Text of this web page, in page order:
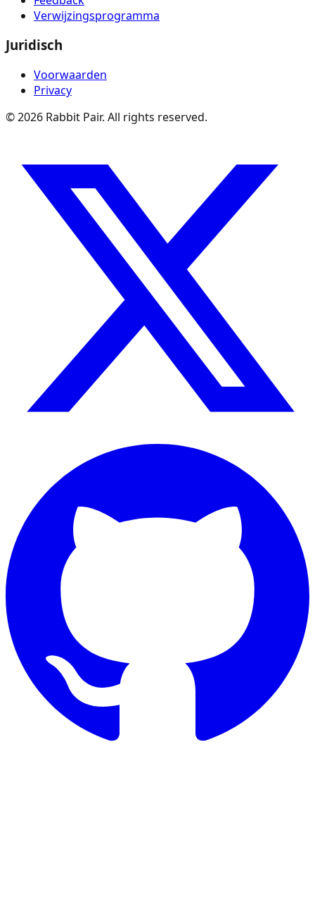
Verwijzingsprogramma
Juridisch
Voorwaarden
Privacy
©2026 Rabbit Pair. All rights reserved.